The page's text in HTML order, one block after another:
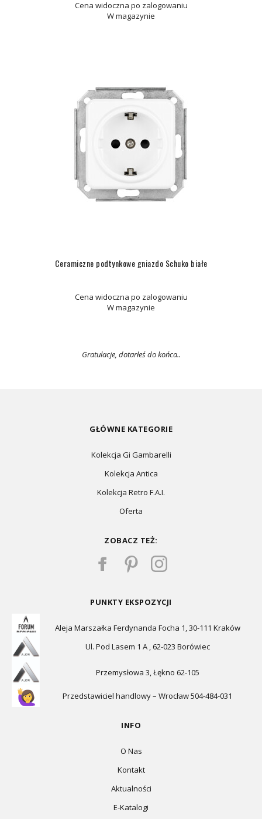
Cena widoczna po zalogowaniu
W magazynie
Ceramiczne podtynkowe gniazdo Schuko białe
Cena widoczna po zalogowaniu
W magazynie
Gratulacje, dotarłeś do końca..
GŁÓWNE KATEGORIE
Kolekcja Gi Gambarelli
Kolekcja Antica
Kolekcja Retro F.A.I.
Oferta
ZOBACZ TEŻ:
PUNKTY EKSPOZYCJI
Aleja Marszałka Ferdynanda Focha 1, 30-111 Kraków
Ul. Pod Lasem 1 A , 62-023 Borówiec
Przemysłowa 3, Łękno 62-105
Przedstawiciel handlowy – Wrocław 504-484-031
INFO
O Nas
Kontakt
Aktualności
E-Katalogi